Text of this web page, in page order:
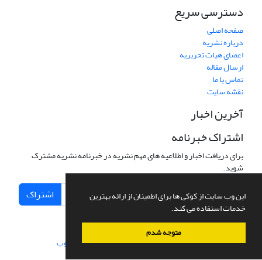
این وب سایت از کوکی ها برای اطمینان از ارائه بهترین
خدمات استفاده می کند.
متوجه شدم
دسترسی سریع
صفحه اصلی
درباره نشریه
اعضای هیات تحریریه
ارسال مقاله
تماس با ما
نقشه سایت
آخرین اخبار
اشتراک خبرنامه
برای دریافت اخبار و اطلاعیه های مهم نشریه در خبرنامه نشریه مشترک
شوید.
اشتراک
سامانه مدیریت نشریات علمی.طراحی و پیاده سازی از سیناوب